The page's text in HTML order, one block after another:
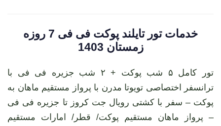
خدمات تور تایلند پوکت فی فی 7 روزه
زمستان 1403
تور کامل ۵ شب پوکت + ۲ شب جزیره فی فی با
ترانسفر اختصاصی تویوتا مدرن با پرواز مستقیم ماهان به
پوکت – سفر با کشتی رویال جت کروز تا جزیره فی فی
– پرواز ماهان مستقیم پوکت/ قطر/ امارات مستقیم